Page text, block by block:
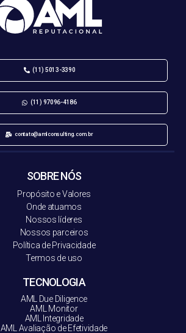
(11) 5013-3390
(11) 97096-4186
contato@amlconsulting.com.br
SOBRE NÓS
Propósito e Valores
Onde atuamos
Nossos líderes
Nossos parceiros
Política de Privacidade
Termos de uso
TECNOLOGIA
AML Due Diligence
AML Monitor
AML Integridade
AML Avaliação de Efetividade